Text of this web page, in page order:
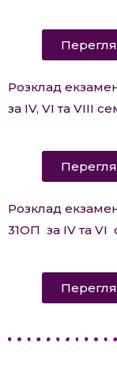
Розклад
за IV, VI та VIII
Розклад
31ОП за ІV та